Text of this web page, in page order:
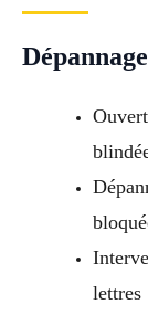
lettres